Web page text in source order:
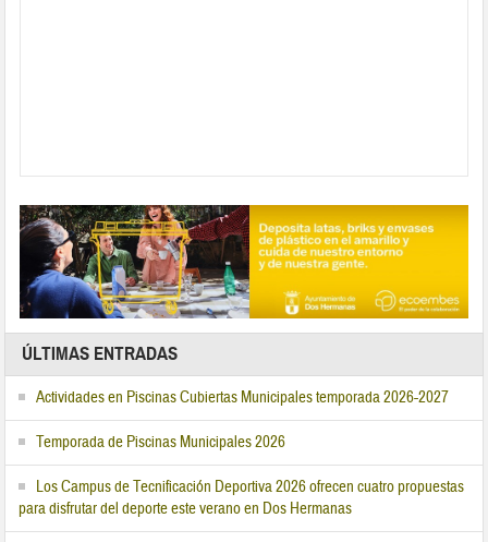
ÚLTIMAS ENTRADAS
Actividades en Piscinas Cubiertas Municipales temporada 2026-2027
Temporada de Piscinas Municipales 2026
Los Campus de Tecnificación Deportiva 2026 ofrecen cuatro propuestas
para disfrutar del deporte este verano en Dos Hermanas